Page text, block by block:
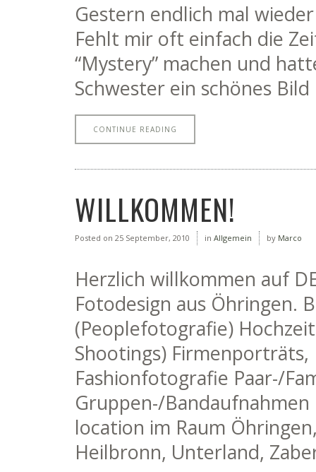
Gestern endlich mal
Fehlt mir oft einfach die
“Mystery” machen und
Schwester ein schönes
CONTINUE READING
WILLKOMMEN!
Posted on 25 September, 2010 in Allgemein by Marco
Herzlich willkommen auf
Fotodesign aus
(Peoplefotografie)
Shootings)
Fashionfotografie Paar-/
Gruppen-/
location im Raum
Heilbronn, Unterland,